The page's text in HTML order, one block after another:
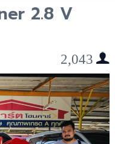
2.8 V
2,043